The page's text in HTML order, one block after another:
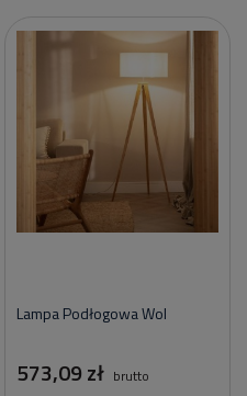
Lampa Podłogowa Wol
573,09 zł brutto